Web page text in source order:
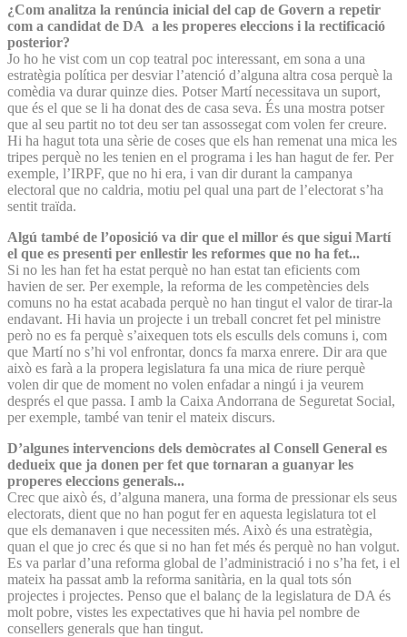
¿Com analitza la renúncia inicial del cap de Govern a repetir
com a candidat de DA a les properes eleccions i la rectificació
posterior?
Jo ho he vist com un cop teatral poc interessant, em sona a una
estratègia política per desviar l’atenció d’alguna altra cosa perquè la
comèdia va durar quinze dies. Potser Martí necessitava un suport,
que és el que se li ha donat des de casa seva. És una mostra potser
que al seu partit no tot deu ser tan assossegat com volen fer creure.
Hi ha hagut tota una sèrie de coses que els han remenat una mica les
tripes perquè no les tenien en el programa i les han hagut de fer. Per
exemple, l’IRPF, que no hi era, i van dir durant la campanya
electoral que no caldria, motiu pel qual una part de l’electorat s’ha
sentit traïda.
Algú també de l’oposició va dir que el millor és que sigui Martí
el que es presenti per enllestir les reformes que no ha fet...
Si no les han fet ha estat perquè no han estat tan eficients com
havien de ser. Per exemple, la reforma de les competències dels
comuns no ha estat acabada perquè no han tingut el valor de tirar-la
endavant. Hi havia un projecte i un treball concret fet pel ministre
però no es fa perquè s’aixequen tots els esculls dels comuns i, com
que Martí no s’hi vol enfrontar, doncs fa marxa enrere. Dir ara que
això es farà a la propera legislatura fa una mica de riure perquè
volen dir que de moment no volen enfadar a ningú i ja veurem
després el que passa. I amb la Caixa Andorrana de Seguretat Social,
per exemple, també van tenir el mateix discurs.
D’algunes intervencions dels demòcrates al Consell General es
dedueix que ja donen per fet que tornaran a guanyar les
properes eleccions generals...
Crec que això és, d’alguna manera, una forma de pressionar els seus
electorats, dient que no han pogut fer en aquesta legislatura tot el
que els demanaven i que necessiten més. Això és una estratègia,
quan el que jo crec és que si no han fet més és perquè no han volgut.
Es va parlar d’una reforma global de l’administració i no s’ha fet, i el
mateix ha passat amb la reforma sanitària, en la qual tots són
projectes i projectes. Penso que el balanç de la legislatura de DA és
molt pobre, vistes les expectatives que hi havia pel nombre de
consellers generals que han tingut.